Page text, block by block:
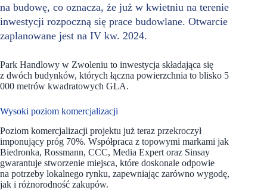
na budowę, co oznacza, że już w kwietniu na terenie
inwestycji rozpoczną się prace budowlane. Otwarcie
zaplanowane jest na IV kw. 2024.
Park Handlowy w Zwoleniu to inwestycja składająca się
z dwóch budynków, których łączna powierzchnia to blisko 5
000 metrów kwadratowych GLA.
Wysoki poziom komercjalizacji
Poziom komercjalizacji projektu już teraz przekroczył
imponujący próg 70%. Współpraca z topowymi markami jak
Biedronka, Rossmann, CCC, Media Expert oraz Sinsay
gwarantuje stworzenie miejsca, które doskonale odpowie
na potrzeby lokalnego rynku, zapewniając zarówno wygodę,
jak i różnorodność zakupów.